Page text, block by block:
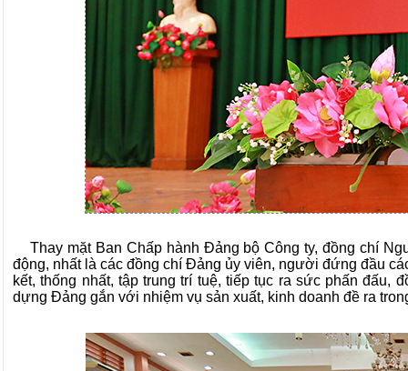
Thay mặt Ban Chấp hành Đảng bộ Công ty, đồng chí
động, nhất là các đồng chí Đảng ủy viên, người đứng đầu
kết, thống nhất, tập trung trí tuệ, tiếp tục ra sức phấn đấu,
dựng Đảng gắn với nhiệm vụ sản xuất, kinh doanh đề ra